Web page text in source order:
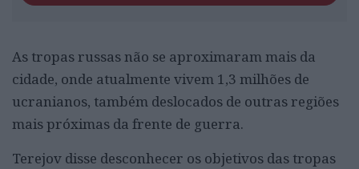
As tropas russas não se aproximaram mais da
cidade, onde atualmente vivem 1,3 milhões de
ucranianos, também deslocados de outras regiões
mais próximas da frente de guerra.
Terejov disse desconhecer os objetivos das tropas